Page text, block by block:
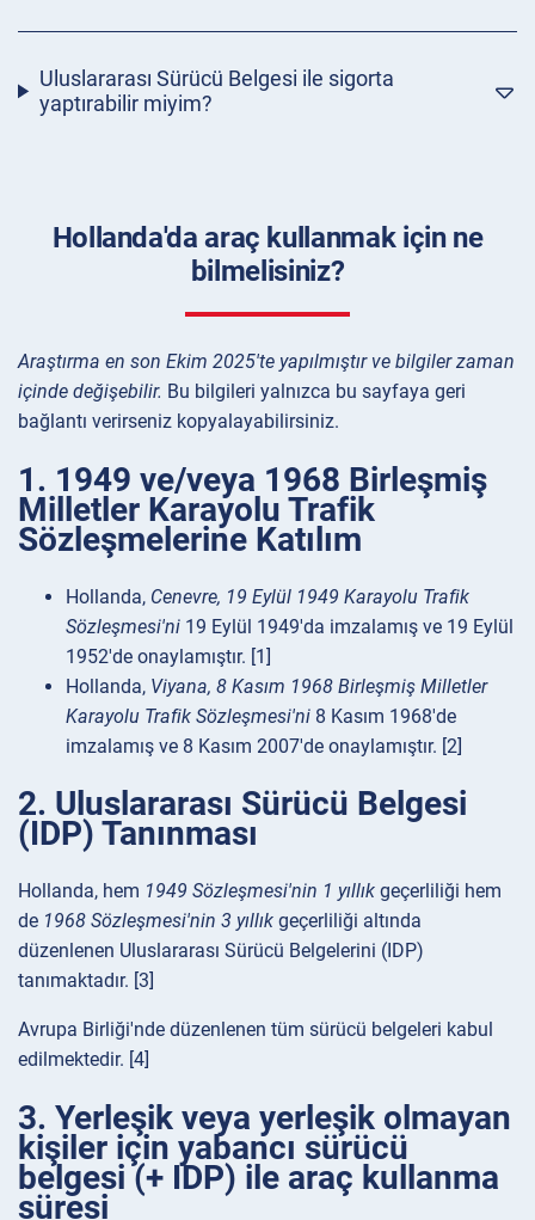
Uluslararası Sürücü Belgesi ile sigorta
yaptırabilir miyim?
Hollanda'da araç kullanmak için ne
bilmelisiniz?
Araştırma en son Ekim 2025'te yapılmıştır ve bilgiler zaman
içinde değişebilir. Bu bilgileri yalnızca bu sayfaya geri
bağlantı verirseniz kopyalayabilirsiniz.
1. 1949 ve/veya 1968 Birleşmiş
Milletler Karayolu Trafik
Sözleşmelerine Katılım
Hollanda, Cenevre, 19 Eylül 1949 Karayolu Trafik
Sözleşmesi'ni 19 Eylül 1949'da imzalamış ve 19 Eylül
1952'de onaylamıştır. [1]
Hollanda, Viyana, 8 Kasım 1968 Birleşmiş Milletler
Karayolu Trafik Sözleşmesi'ni 8 Kasım 1968'de
imzalamış ve 8 Kasım 2007'de onaylamıştır. [2]
2. Uluslararası Sürücü Belgesi
(IDP) Tanınması
Hollanda, hem 1949 Sözleşmesi'nin 1 yıllık geçerliliği hem
de 1968 Sözleşmesi'nin 3 yıllık geçerliliği altında
düzenlenen Uluslararası Sürücü Belgelerini (IDP)
tanımaktadır. [3]
Avrupa Birliği'nde düzenlenen tüm sürücü belgeleri kabul
edilmektedir. [4]
3. Yerleşik veya yerleşik olmayan
kişiler için yabancı sürücü
belgesi (+ IDP) ile araç kullanma
süresi